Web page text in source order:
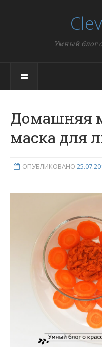
Умный блог
Домашняя
маска для
ОПУБЛИКОВАНО